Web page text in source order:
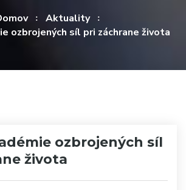
Aktuality
ozbrojených síl pri záchrane života
ozbrojených síl
života